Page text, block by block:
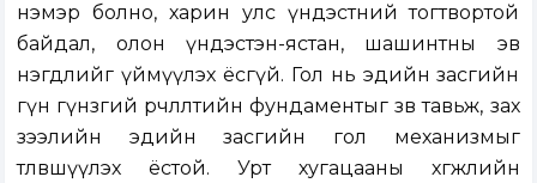
нэмэр болно, харин улс үндэстний тогтвортой
байдал, олон үндэстэн-ястан, шашинтны эв
нэгдлийг үймүүлэх ёсгүй. Гол нь эдийн засгийн
гүн гүнзгий өөрчлөлтийн фундаментыг зөв тавьж, зах
зээлийн эдийн засгийн гол механизмыг
төлөвшүүлэх ёстой. Урт хугацааны хөгжлийн